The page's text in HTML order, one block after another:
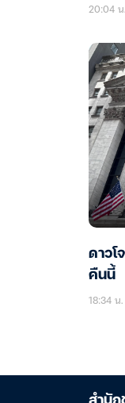
20:04 น.
ดาวโ
คืนนี้
18:34 น.